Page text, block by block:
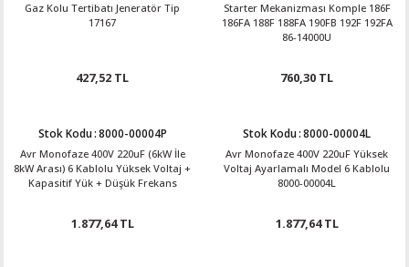
Gaz Kolu Tertibatı Jeneratör Tip
17167
427,52 TL
Starter Mekanizması Komple 186F
186FA 188F 188FA 190FB 192F 192FA
86-14000U
760,30 TL
Stok Kodu:8000-00004P
Avr Monofaze 400V 220uF (6kW İle
8kW Arası) 6 Kablolu Yüksek Voltaj +
Kapasitif Yük + Düşük Frekans
1.877,64 TL
Stok Kodu:8000-00004L
Avr Monofaze 400V 220uF Yüksek
Voltaj Ayarlamalı Model 6 Kablolu
8000-00004L
1.877,64 TL